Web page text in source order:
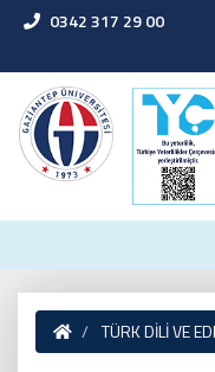
0342 317 29 00
TÜRK DİLİ VE